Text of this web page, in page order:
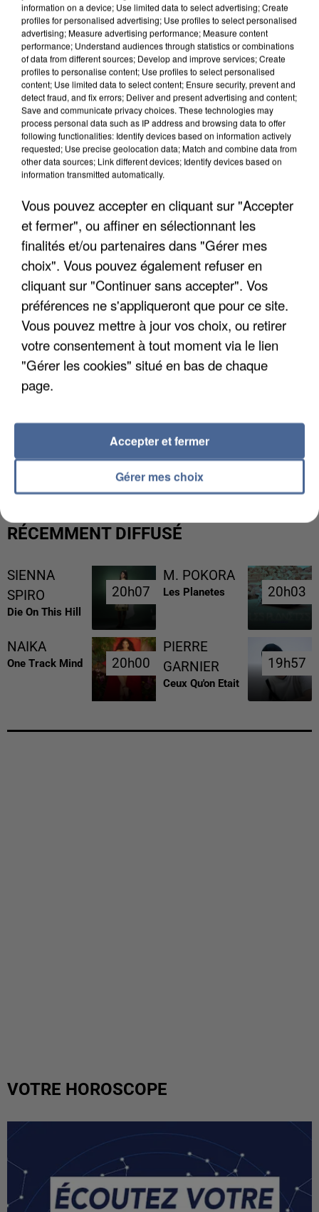
UN SECOND CADRE DE LA DZ MAFIA
INTERPELLÉ EN ALGÉRIE
UNE TOURISTE DE L’OISE EMPORTÉE PAR UNE
COULÉE DE BOUE EN HAUTE-SAVOIE
RÉCEMMENT DIFFUSÉ
SIENNA
SPIRO
Die On This Hill
20h07
20h07
M. POKORA
Les Planetes 20h03
20h03
NAIKA
One Track Mind 20h00
20h00
PIERRE
GARNIER
Ceux Qu'on Etait
19h57
19h57
VOTRE HOROSCOPE
information on a device; Use limited data to select advertising; Create
profiles for personalised advertising; Use profiles to select personalised
advertising; Measure advertising performance; Measure content
performance; Understand audiences through statistics or combinations
of data from different sources; Develop and improve services; Create
profiles to personalise content; Use profiles to select personalised
content; Use limited data to select content; Ensure security, prevent and
detect fraud, and fix errors; Deliver and present advertising and content;
Save and communicate privacy choices. These technologies may
process personal data such as IP address and browsing data to offer
following functionalities: Identify devices based on information actively
requested; Use precise geolocation data; Match and combine data from
other data sources; Link different devices; Identify devices based on
information transmitted automatically.
Vous pouvez accepter en cliquant sur "Accepter
et fermer", ou affiner en sélectionnant les
finalités et/ou partenaires dans "Gérer mes
choix". Vous pouvez également refuser en
cliquant sur "Continuer sans accepter". Vos
préférences ne s'appliqueront que pour ce site.
Vous pouvez mettre à jour vos choix, ou retirer
votre consentement à tout moment via le lien
"Gérer les cookies" situé en bas de chaque
page.
Gérer mes choix
Accepter et fermer